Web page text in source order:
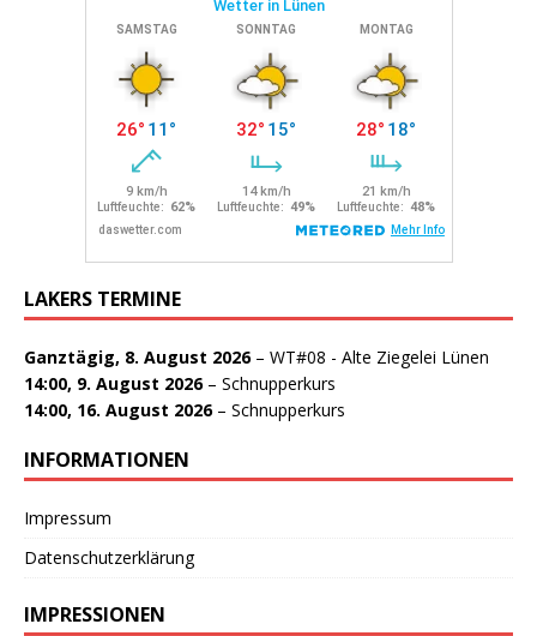
LAKERS TERMINE
Ganztägig, 8. August 2026– WT#08 - Alte Ziegelei Lünen
14:00, 9. August 2026– Schnupperkurs
14:00, 16. August 2026– Schnupperkurs
INFORMATIONEN
Impressum
Datenschutzerklärung
IMPRESSIONEN